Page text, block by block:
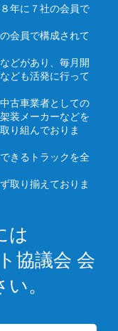
年に７社の会員で
会員で構成されて
どがあり、毎月開
ども活発に行って
古車業者としての
装メーカーなどを
り組んでおりま
きるトラックを全
取り揃えておりま
は
協議会 会
。